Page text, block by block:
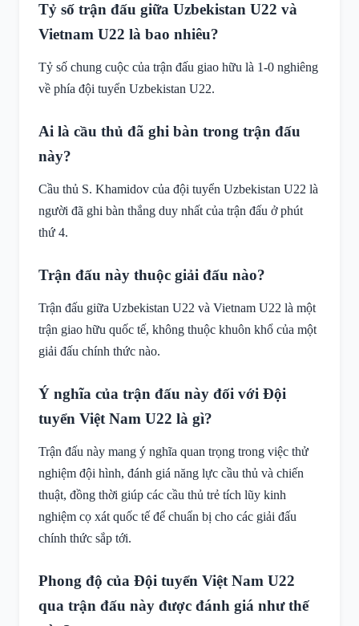
Tỷ số trận đấu giữa Uzbekistan U22 và
Vietnam U22 là bao nhiêu?
Tỷ số chung cuộc của trận đấu giao hữu là 1-0 nghiêng
về phía đội tuyển Uzbekistan U22.
Ai là cầu thủ đã ghi bàn trong trận đấu
này?
Cầu thủ S. Khamidov của đội tuyển Uzbekistan U22 là
người đã ghi bàn thắng duy nhất của trận đấu ở phút
thứ 4.
Trận đấu này thuộc giải đấu nào?
Trận đấu giữa Uzbekistan U22 và Vietnam U22 là một
trận giao hữu quốc tế, không thuộc khuôn khổ của một
giải đấu chính thức nào.
Ý nghĩa của trận đấu này đối với Đội
tuyển Việt Nam U22 là gì?
Trận đấu này mang ý nghĩa quan trọng trong việc thử
nghiệm đội hình, đánh giá năng lực cầu thủ và chiến
thuật, đồng thời giúp các cầu thủ trẻ tích lũy kinh
nghiệm cọ xát quốc tế để chuẩn bị cho các giải đấu
chính thức sắp tới.
Phong độ của Đội tuyển Việt Nam U22
qua trận đấu này được đánh giá như thế